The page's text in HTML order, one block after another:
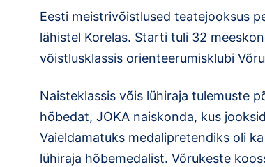
Eesti meistrivõistlused teatejooksus
lähistel Korelas. Starti tuli 32
võistlusklassis orienteerumisklubi
Naisteklassis võis lühiraja tulemuste
hõbedat, JOKA naiskonda, kus
Vaieldamatuks medalipretendiks oli
lühiraja hõbemedalist. Võrukeste